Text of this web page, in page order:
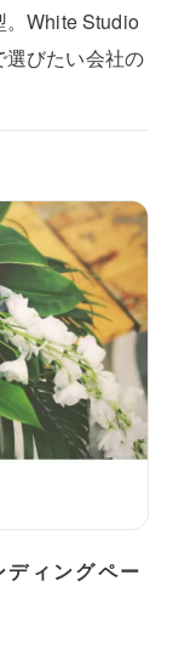
。White Studio
びたい会社の
ディングペー